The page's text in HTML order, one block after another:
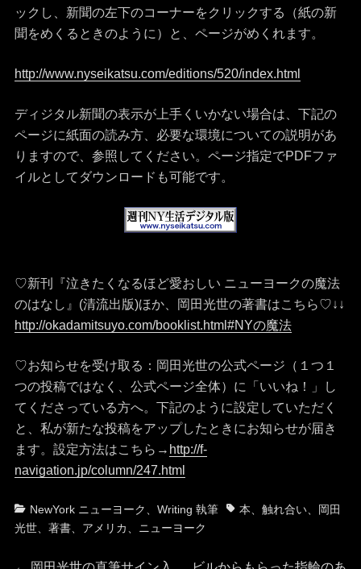
ックし、新聞の左下のコーナーをクリックする（紙の新
聞をめくるときのように）と、ページがめくれます。
http://www.nyseikatsu.com/editions/520/index.html
ディジタル新聞の表示が上手くいかない場合は、下記の
ページに紙面の読み方、必要な環境についての説明があ
りますので、参照してください。ページ指定でPDFファ
イルとしてダウンロードも可能です。
♡新刊『泣きたくなるほど愛おしい ニューヨークの魔法
のはなし』(清流出版)ほか、岡田光世の著書はこちら♡↓↓
http://okadamitsuyo.com/booklist.html#NYの魔法
♡お知らせを受け取る：岡田光世の公式ページ（１つ１
つの投稿ではなく、公式ページ全体）に「いいね！」し
てくださっている方へ。下記のように設定していただく
と、私が新たな投稿をアップしたときにお知らせが届き
ます。設定方法はこちら→ http://f-
navigation.jp/column/247.html
カ
テ
リ
NewYork ニューヨーク、 Writing 執筆
タ 本、 触れ合い、
岡田
光世、 著書、 アメリカ、 ニューヨーク